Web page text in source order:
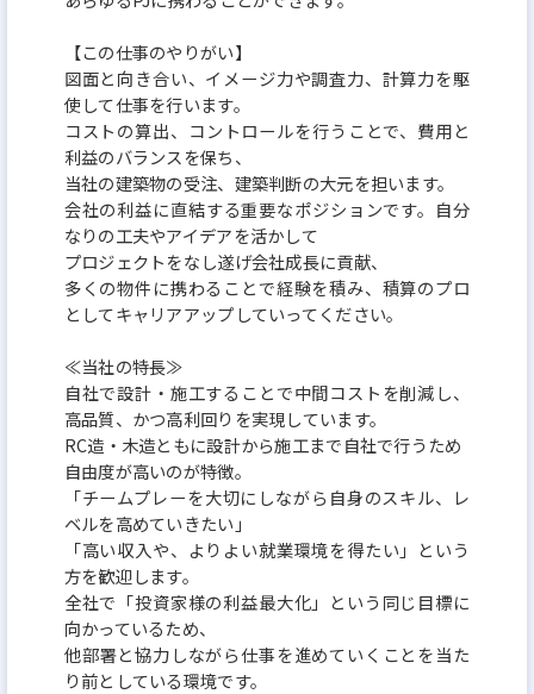
【この仕事のやりがい】
図面と向き合い、イメージ力や調査力、計算力を駆
使して仕事を行います。
コストの算出、コントロールを行うことで、費用と
利益のバランスを保ち、
当社の建築物の受注、建築判断の大元を担います。
会社の利益に直結する重要なポジションです。自分
なりの工夫やアイデアを活かして
プロジェクトをなし遂げ会社成長に貢献、
多くの物件に携わることで経験を積み、積算のプロ
としてキャリアアップしていってください。
≪当社の特長≫
自社で設計・施工することで中間コストを削減し、
高品質、かつ高利回りを実現しています。
RC造・木造ともに設計から施工まで自社で行うため
自由度が高いのが特徴。
「チームプレーを大切にしながら自身のスキル、レ
ベルを高めていきたい」
「高い収入や、よりよい就業環境を得たい」という
方を歓迎します。
全社で「投資家様の利益最大化」という同じ目標に
向かっているため、
他部署と協力しながら仕事を進めていくことを当た
り前としている環境です。